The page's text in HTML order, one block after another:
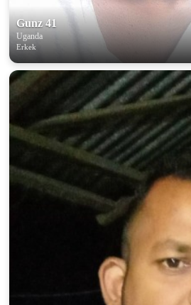
Gunz 41
Uganda
Erkek